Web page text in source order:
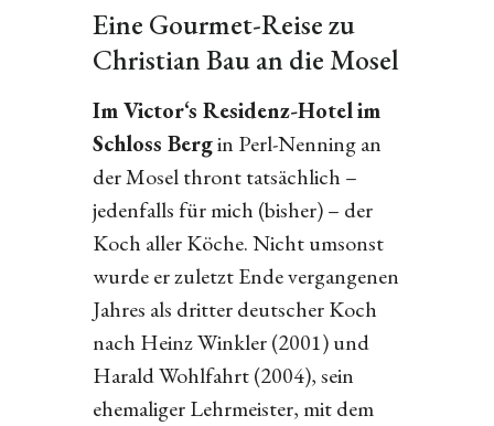
Eine Gourmet-Reise zu
Christian Bau an die Mosel
Im Victor‘s Residenz-Hotelim
Schloss Bergin Perl-Nenning an
der Mosel thront tatsächlich –
jedenfalls für mich (bisher) – der
Koch aller Köche. Nicht umsonst
wurde er zuletzt Ende vergangenen
Jahres als dritter deutscher Koch
nach Heinz Winkler (2001) und
Harald Wohlfahrt (2004), sein
ehemaliger Lehrmeister, mit dem